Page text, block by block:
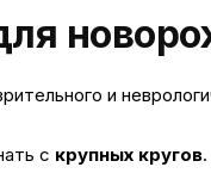
и
с крупных кругов.